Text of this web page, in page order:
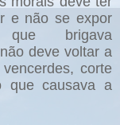
e não se expor
que brigava
deve voltar a
corte
que causava a